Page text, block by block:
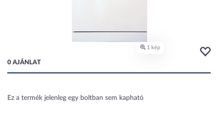
0 AJÁNLAT
Ez a termék jelenleg egy boltban sem kapható